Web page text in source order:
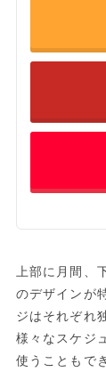
上部に月間、
のデザインが
ジはそれぞれ
様々なスケジ
使うこともで